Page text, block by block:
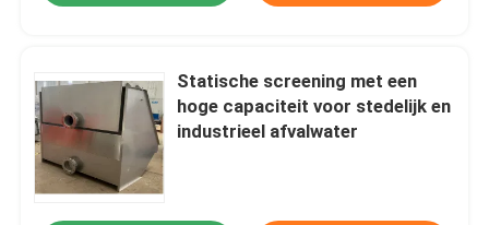
Statische screening met een
hoge capaciteit voor stedelijk en
industrieel afvalwater